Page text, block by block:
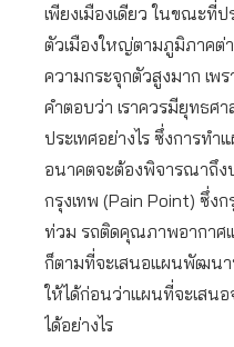
เพียงเมืองเดียว ในขณะที่
ตัวเมืองใหญ่ตามภูมิภาคต่
ความกระจุกตัวสูงมาก เพ
คำตอบว่า เราควรมียุทธ
ประเทศอย่างไร ซึ่งการท
อนาคตจะต้องพิจารณาถึง
กรุงเทพ (Pain Point) ซึ่ง
ท่วม รถติดคุณภาพอากาศ
ก็ตามที่จะเสนอแผนพัฒนา
ให้ได้ก่อนว่าแผนที่จะเสน
ได้อย่างไร